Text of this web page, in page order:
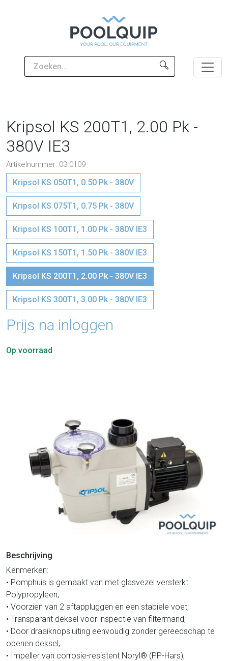
Kripsol KS 200T1, 2.00 Pk -
380V IE3
Artikelnummer: 03.0109
Kripsol KS 050T1, 0.50 Pk - 380V
Kripsol KS 075T1, 0.75 Pk - 380V
Kripsol KS 100T1, 1.00 Pk - 380V IE3
Kripsol KS 150T1, 1.50 Pk - 380V IE3
Kripsol KS 200T1, 2.00 Pk - 380V IE3
Kripsol KS 300T1, 3.00 Pk - 380V IE3
Prijs na inloggen
Op voorraad
Beschrijving
Kenmerken:
• Pomphuis is gemaakt van met glasvezel versterkt
Polypropyleen;
• Voorzien van 2 aftappluggen en een stabiele voet;
• Transparant deksel voor inspectie van filtermand;
• Door draaiknopsluiting eenvoudig zonder gereedschap te
openen deksel;
• Impeller van corrosie-resistent Noryl® (PP-Hars);